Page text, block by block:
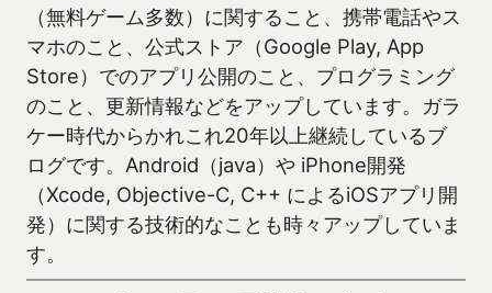
（無料ゲーム多数）に関すること、携帯電話やス
マホのこと、公式ストア（Google Play, App
Store）でのアプリ公開のこと、プログラミング
のこと、更新情報などをアップしています。ガラ
ケー時代からかれこれ20年以上継続しているブ
ログです。Android（java）や iPhone開発
（Xcode, Objective-C, C++ によるiOSアプリ開
発）に関する技術的なことも時々アップしていま
す。